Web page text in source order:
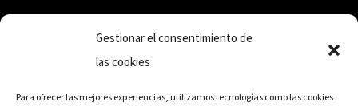
Gestionar el consentimiento de
las cookies
Para ofrecer las mejores experiencias, utilizamos tecnologías como las cookies
+52 811.499.5638